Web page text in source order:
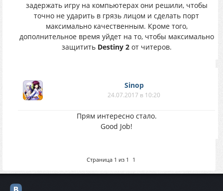
задержать игру на компьютерах они решили, чтобы
точно не ударить в грязь лицом и сделать порт
максимально качественным. Кроме того,
дополнительное время уйдет на то, чтобы максимально
защитить Destiny 2от читеров.
Sinop
24.07.2017 в 10:20
Прям интересно стало.
Good Job!
Страница 1 из 1 1